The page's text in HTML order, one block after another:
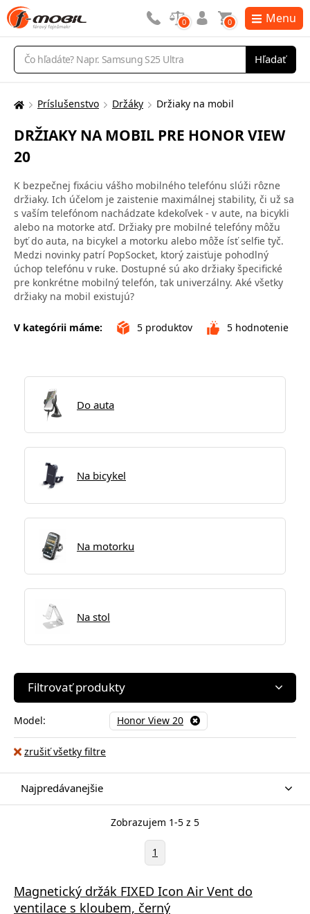
Vyhľadávanie
Hľadať
0 0 Menu
Tu
nachádzate:
Príslušenstvo Držáky Držiaky na mobil
DRŽIAKY NA MOBIL PRE HONOR VIEW
20
K bezpečnej fixáciu vášho mobilného telefónu slúži rôzne
držiaky. Ich účelom je zaistenie maximálnej stability, či už sa
s vaším telefónom nachádzate kdekoľvek - v aute, na bicykli
alebo na motorke atď. Držiaky pre mobilné telefóny môžu
byť do auta, na bicykel a motorku alebo môže ísť selfie tyč.
Medzi novinky patrí PopSocket, ktorý zaisťuje pohodlný
úchop telefónu v ruke. Dostupné sú ako držiaky špecifické
pre konkrétne mobilný telefón, tak univerzálny. Aké všetky
držiaky na mobil existujú?
V kategórii máme: 5 produktov 5 hodnotenie
Do auta
Na bicykel
Na motorku
Na stol
Filtrovať produkty
Model: Honor View 20
zrušiť všetky filtre
Najpredávanejšie
Zobrazujem 1-5 z 5
1
Magnetický držák FIXED Icon Air Vent do
ventilace s kloubem, černý